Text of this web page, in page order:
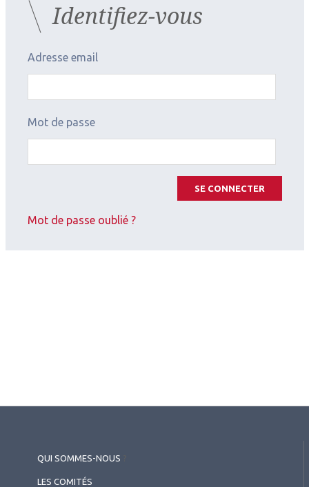
Identifiez-vous
Adresse email
Mot de passe
SE CONNECTER
Mot de passe oublié ?
QUI SOMMES-NOUS
LES COMITÉS